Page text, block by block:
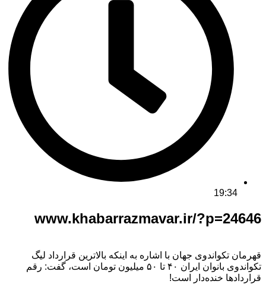
19:34
www.khabarrazmavar.ir/?p=24646
قهرمان تکواندوی جهان با اشاره به اینکه بالاترین قرارداد لیگ
تکواندوی بانوان ایران ۴۰ تا ۵۰ میلیون تومان است، گفت: رقم
قراردادها خنده‌دار است!